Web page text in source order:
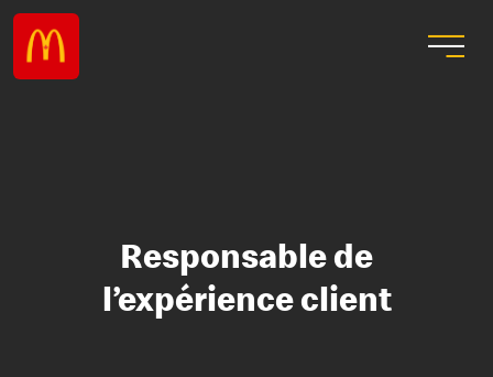
Responsable de
l’expérience client